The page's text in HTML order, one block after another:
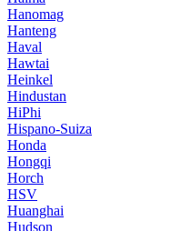
Hanomag
Hanteng
Haval
Hawtai
Heinkel
Hindustan
HiPhi
Hispano-Suiza
Honda
Hongqi
Horch
HSV
Huanghai
Hudson